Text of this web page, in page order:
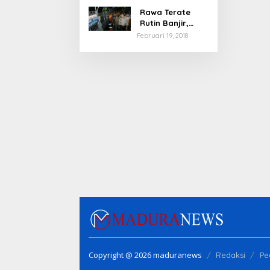
Rawa Terate
Rutin Banjir,
Anies Bakal Cek
Februari 19, 2018
Copyright @ 2026 maduranews Redaksi